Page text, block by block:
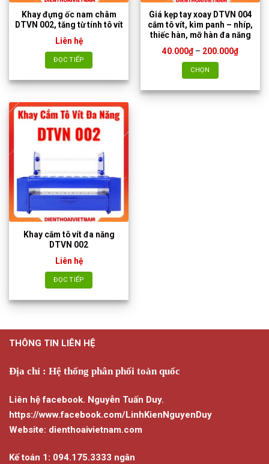
Khay đựng ốc nam châm
DTVN 002, tăng từ tính tô vít
Liên hệ
ĐỌC TIẾP
Giá kẹp tay xoay DTVN 004
cắm tô vít, kìm panh – nhíp,
thiếc hàn, mỡ hàn đa năng
40.000₫ – 200.000₫Khoảng
CHỌN
phẩm
Khay cắm tô vít đa năng
DTVN 002
Liên hệ
ĐỌC TIẾP
THÔNG TIN LIÊN HỆ
Địa chỉ : Hệ thống phân phối toàn quốc
Liên hệ facebook. Nguyễn Tuấn Duy.
https://www.facebook.com/LinhKienNguyenDuy
Website: dienthoaivietnam.com
Kế toán 1: 094.175.3333 ngân